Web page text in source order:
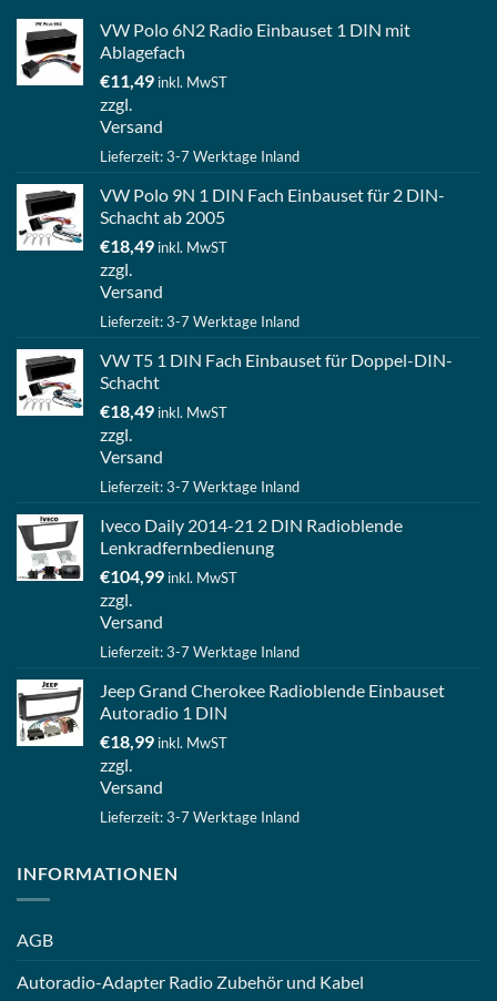
VW Polo 6N2 Radio Einbauset 1 DIN mit
Ablagefach
€11,49 inkl. MwST
zzgl.
Versand
Lieferzeit: 3-7 Werktage Inland
VW Polo 9N 1 DIN Fach Einbauset für 2 DIN-
Schacht ab 2005
€18,49 inkl. MwST
zzgl.
Versand
Lieferzeit: 3-7 Werktage Inland
VW T5 1 DIN Fach Einbauset für Doppel-DIN-
Schacht
€18,49 inkl. MwST
zzgl.
Versand
Lieferzeit: 3-7 Werktage Inland
Iveco Daily 2014-21 2 DIN Radioblende
Lenkradfernbedienung
€104,99 inkl. MwST
zzgl.
Versand
Lieferzeit: 3-7 Werktage Inland
Jeep Grand Cherokee Radioblende Einbauset
Autoradio 1 DIN
€18,99 inkl. MwST
zzgl.
Versand
Lieferzeit: 3-7 Werktage Inland
INFORMATIONEN
AGB
Autoradio-Adapter Radio Zubehör und Kabel